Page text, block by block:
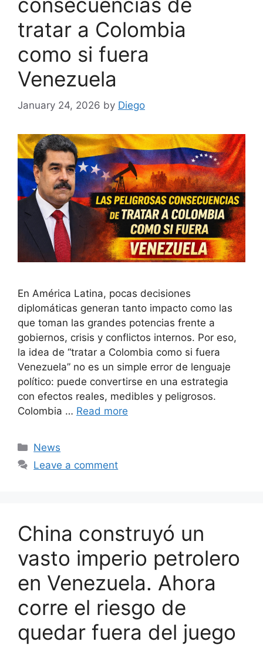
tratar a Colombia
como si fuera
Venezuela
January 24, 2026 by Diego
En América Latina, pocas decisiones
diplomáticas generan tanto impacto como las
que toman las grandes potencias frente a
gobiernos, crisis y conflictos internos. Por eso,
la idea de “tratar a Colombia como si fuera
Venezuela” no es un simple error de lenguaje
político: puede convertirse en una estrategia
con efectos reales, medibles y peligrosos.
Colombia … Read more
Categories
News
Leave a comment
China construyó un
vasto imperio petrolero
en Venezuela. Ahora
corre el riesgo de
quedar fuera del juego